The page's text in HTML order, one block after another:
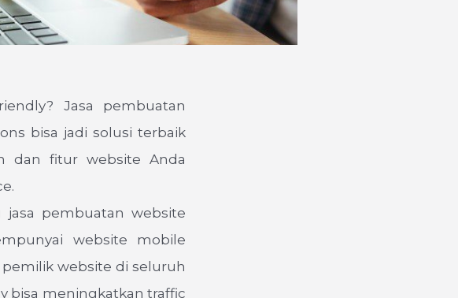
Jasa pembuatan
bisa jadi solusi terbaik
dan fitur website Anda
pembuatan website
website mobile
website di seluruh
bisa meningkatkan traffic